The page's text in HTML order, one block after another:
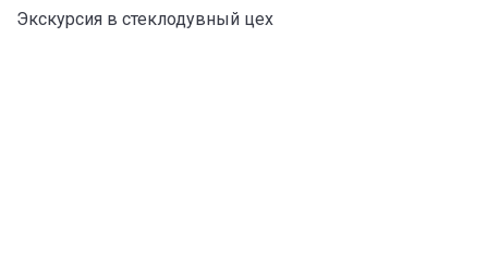
Экскурсия в стеклодувный цех